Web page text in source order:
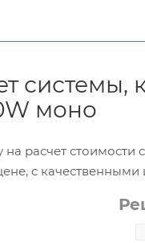
моно
на расчет
с